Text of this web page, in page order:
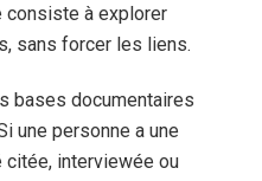
consiste à explorer
sans forcer les liens.
bases documentaires
une personne a une
interviewée ou